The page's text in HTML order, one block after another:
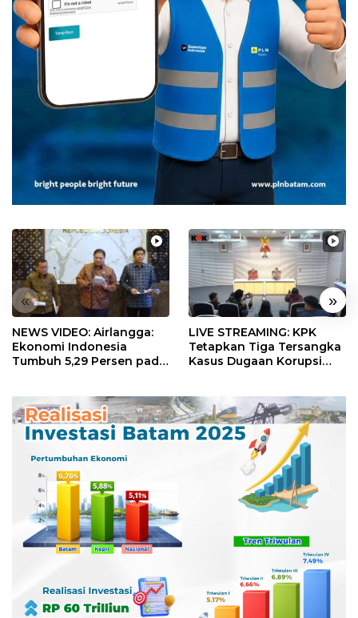
« »
NEWS VIDEO: Airlangga:
Ekonomi Indonesia
Tumbuh 5,29 Persen pada
LIVE STREAMING: KPK
Tetapkan Tiga Tersangka
Kasus Dugaan Korupsi